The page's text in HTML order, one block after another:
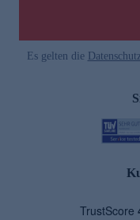
Es gelten die